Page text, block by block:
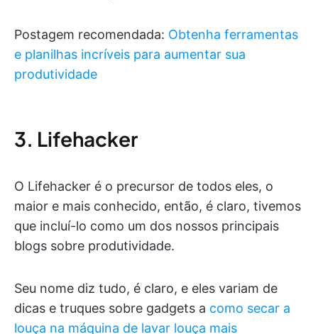
Postagem recomendada: Obtenha ferramentas
e planilhas incríveis para aumentar sua
produtividade
3. Lifehacker
O Lifehacker é o precursor de todos eles, o
maior e mais conhecido, então, é claro, tivemos
que incluí-lo como um dos nossos principais
blogs sobre produtividade.
Seu nome diz tudo, é claro, e eles variam de
dicas e truques sobre gadgets a como secar a
louça na máquina de lavar louça mais